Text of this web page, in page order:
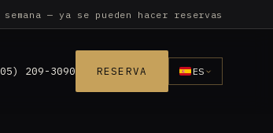
— ya se pueden hacer reservas
209-3090 RESERVA ES